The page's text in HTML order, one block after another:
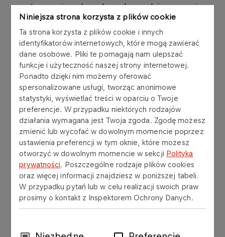
Niniejsza strona korzysta z plików cookie
Ta strona korzysta z plików cookie i innych
identyfikatorów internetowych, które mogą zawierać
dane osobowe. Pliki te pomagają nam ulepszać
funkcje i użyteczność naszej strony internetowej.
Ponadto dzięki nim możemy oferować
spersonalizowane usługi, tworząc anonimowe
statystyki, wyświetlać treści w oparciu o Twoje
preferencje. W przypadku niektórych rodzajów
działania wymagana jest Twoja zgoda. Zgodę możesz
zmienić lub wycofać w dowolnym momencie poprzez
ustawienia preferencji w tym oknie, które możesz
otworzyć w dowolnym momencie w sekcji Polityka
prywatności. Poszczególne rodzaje plików cookies
oraz więcej informacji znajdziesz w poniższej tabeli.
W przypadku pytań lub w celu realizacji swoich praw
prosimy o kontakt z Inspektorem Ochrony Danych.
Wybór
przetwarzaniem danych osobowych i w sprawie
swobodnego przepływu takich danych oraz
uchylenia dyrektywy 95/46/WE (ogólne
rozporządzenie o ochronie danych „RODO”) oraz
krajowe przepisy dotyczące przetwarzania
danych osobowych.
Zasady przetwarzania danych
osobowych w ORLEN Laboratorium
S.A.
Informacje o przetwarzaniu danych
osobowych dla osób korzystających z
Zakładowego Funduszu Świadczeń
Socjalnych oraz poręczycieli pożyczek
Świadczeń Socjalnych w ramach